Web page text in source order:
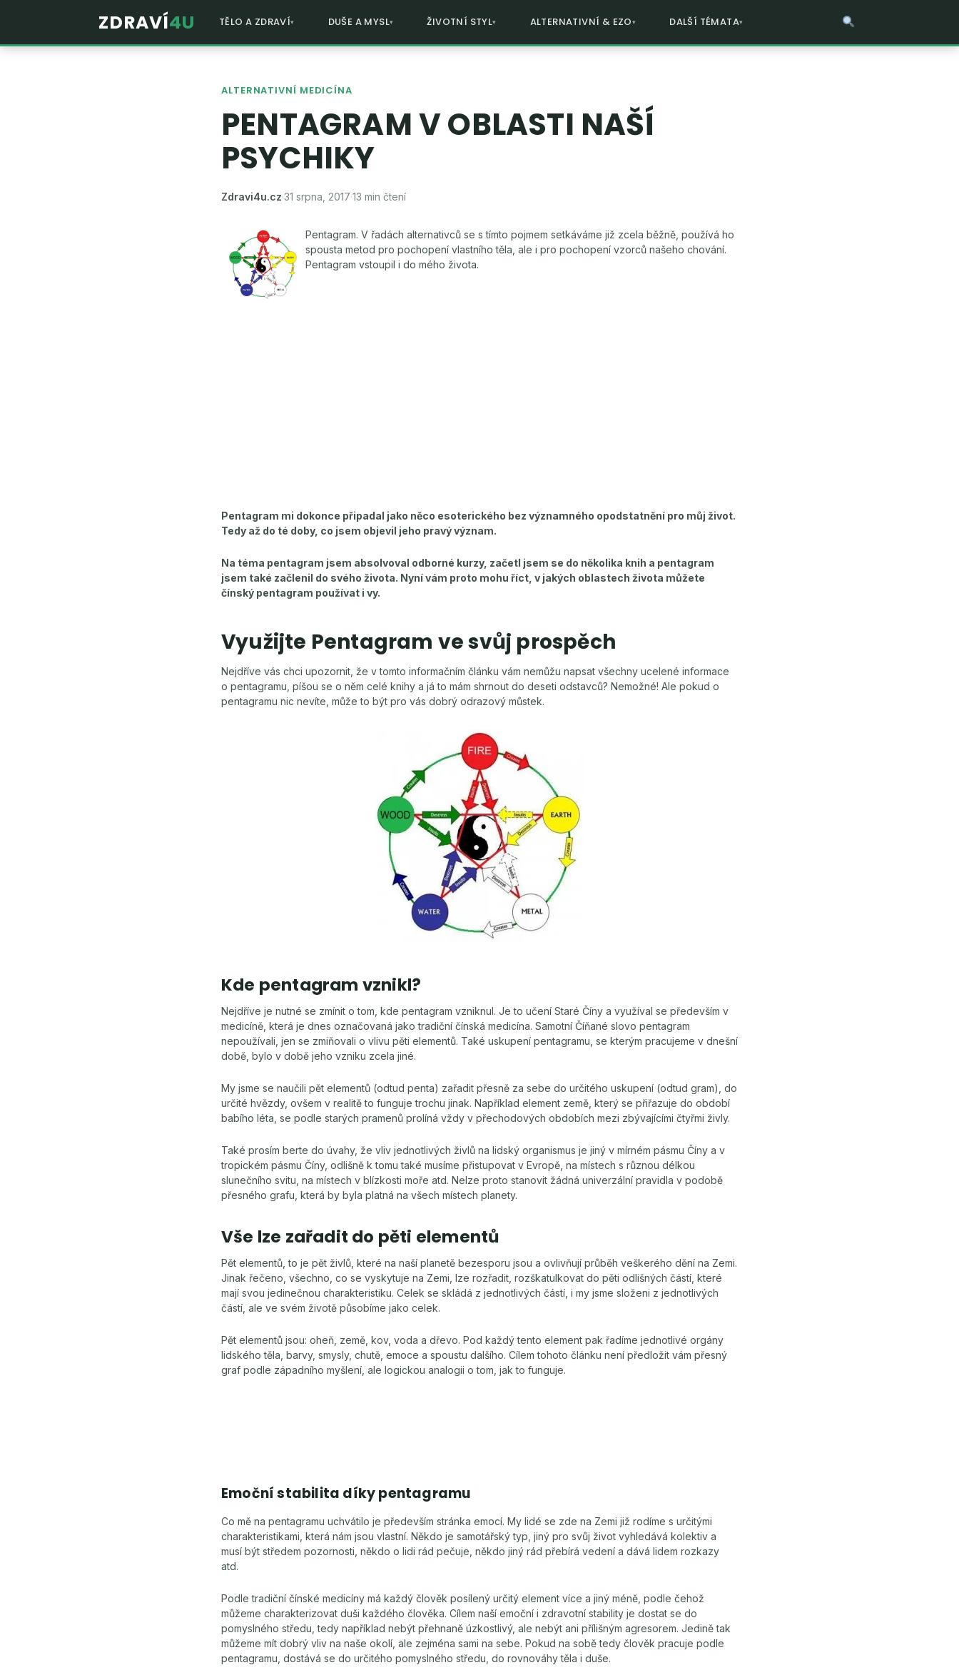
ZDRAVÍ4U TĚLO A ZDRAVÍ DUŠE A MYSL ŽIVOTNÍ STYL ALTERNATIVNÍ & EZO DALŠÍ TÉMATA
ALTERNATIVNÍ MEDICÍNA
PENTAGRAM V OBLASTI NAŠÍ
PSYCHIKY
Zdravi4u.cz·31 srpna, 2017·13 min čtení
Pentagram. V řadách alternativců se s tímto pojmem setkáváme již zcela běžně, používá ho
spousta metod pro pochopení vlastního těla, ale i pro pochopení vzorců našeho chování.
Pentagram vstoupil i do mého života.
Pentagram mi dokonce připadal jako něco esoterického bez významného opodstatnění pro můj život.
Tedy až do té doby, co jsem objevil jeho pravý význam.
Na téma pentagram jsem absolvoval odborné kurzy, začetl jsem se do několika knih a pentagram
jsem také začlenil do svého života. Nyní vám proto mohu říct, v jakých oblastech života můžete
čínský pentagram používat i vy.
Využijte Pentagram ve svůj prospěch
Nejdříve vás chci upozornit, že v tomto informačním článku vám nemůžu napsat všechny ucelené informace
o pentagramu, píšou se o něm celé knihy a já to mám shrnout do deseti odstavců? Nemožné! Ale pokud o
pentagramu nic nevíte, může to být pro vás dobrý odrazový můstek.
Kde pentagram vznikl?
Nejdříve je nutné se zmínit o tom, kde pentagram vzniknul. Je to učení Staré Číny a využíval se především v
medicíně, která je dnes označovaná jako tradiční čínská medicína. Samotní Číňané slovo pentagram
nepoužívali, jen se zmiňovali o vlivu pěti elementů. Také uskupení pentagramu, se kterým pracujeme v dnešní
době, bylo v době jeho vzniku zcela jiné.
My jsme se naučili pět elementů (odtud penta) zařadit přesně za sebe do určitého uskupení (odtud gram), do
určité hvězdy, ovšem v realitě to funguje trochu jinak. Například element země, který se přiřazuje do období
babího léta, se podle starých pramenů prolíná vždy v přechodových obdobích mezi zbývajícími čtyřmi živly.
Také prosím berte do úvahy, že vliv jednotlivých živlů na lidský organismus je jiný v mírném pásmu Číny a v
tropickém pásmu Číny, odlišně k tomu také musíme přistupovat v Evropě, na místech s různou délkou
slunečního svitu, na místech v blízkosti moře atd. Nelze proto stanovit žádná univerzální pravidla v podobě
přesného grafu, která by byla platná na všech místech planety.
Vše lze zařadit do pěti elementů
Pět elementů, to je pět živlů, které na naší planetě bezesporu jsou a ovlivňují průběh veškerého dění na Zemi.
Jinak řečeno, všechno, co se vyskytuje na Zemi, lze rozřadit, rozškatulkovat do pěti odlišných částí, které
mají svou jedinečnou charakteristiku. Celek se skládá z jednotlivých částí, i my jsme složeni z jednotlivých
částí, ale ve svém životě působíme jako celek.
Pět elementů jsou: oheň, země, kov, voda a dřevo. Pod každý tento element pak řadíme jednotlivé orgány
lidského těla, barvy, smysly, chutě, emoce a spoustu dalšího. Cílem tohoto článku není předložit vám přesný
graf podle západního myšlení, ale logickou analogii o tom, jak to funguje.
Emoční stabilita díky pentagramu
Co mě na pentagramu uchvátilo je především stránka emocí. My lidé se zde na Zemi již rodíme s určitými
charakteristikami, která nám jsou vlastní. Někdo je samotářský typ, jiný pro svůj život vyhledává kolektiv a
musí být středem pozornosti, někdo o lidi rád pečuje, někdo jiný rád přebírá vedení a dává lidem rozkazy
atd.
Podle tradiční čínské medicíny má každý člověk posílený určitý element více a jiný méně, podle čehož
můžeme charakterizovat duši každého člověka. Cílem naší emoční i zdravotní stability je dostat se do
pomyslného středu, tedy například nebýt přehnaně úzkostlivý, ale nebýt ani přílišným agresorem. Jedině tak
můžeme mít dobrý vliv na naše okolí, ale zejména sami na sebe. Pokud na sobě tedy člověk pracuje podle
pentagramu, dostává se do určitého pomyslného středu, do rovnováhy těla i duše.